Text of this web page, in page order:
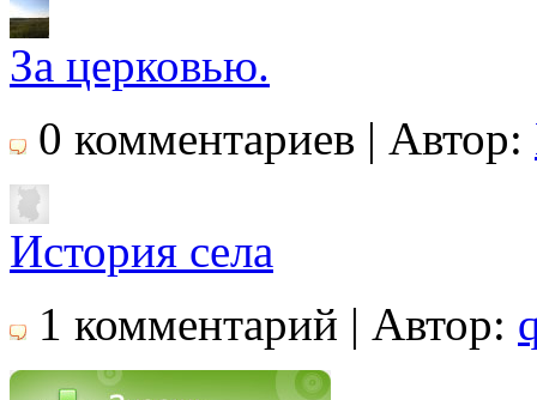
За церковью.
0 комментариев | Автор:
История села
1 комментарий | Автор: